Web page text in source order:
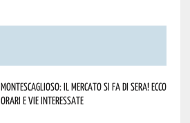
Montescaglioso: il mercato si fa di sera! Ecco
orari e vie interessate